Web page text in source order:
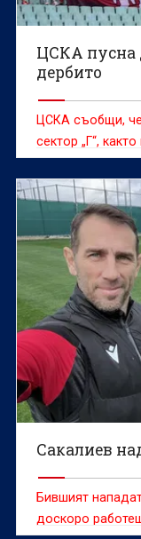
ЦСКА пусна
дербито
ЦСКА съобщи, че
сектор „Г“,
Националния
дерби срещу
могат да бъдат
Сакалиев
Бившият
доскоро